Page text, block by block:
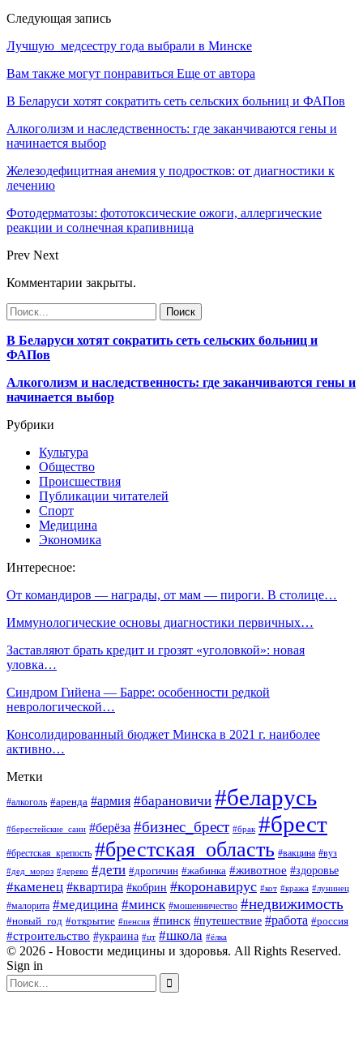
Следующая запись
Лучшую медсестру года выбрали в Минске
Вам также могут понравиться Еще от автора
В Беларуси хотят сократить сеть сельских больниц и ФАПов
Алкоголизм и наследственность: где заканчиваются гены и
начинается выбор
Железодефицитная анемия у подростков: от диагностики к
лечению
Фотодерматозы: фототоксические ожоги, аллергические
реакции и солнечная крапивница
Prev Next
Комментарии закрыты.
В Беларуси хотят сократить сеть сельских больниц и
ФАПов
Алкоголизм и наследственность: где заканчиваются гены и
начинается выбор
Рубрики
Культура
Общество
Происшествия
Публикации читателей
Спорт
Медицина
Экономика
Интересное:
От командиров — награды, от мам — пироги. В столице…
Иммунологические основы диагностики первичных…
Заставляют брать кредит и грозят «уголовкой»: новая
уловка…
Синдром Гийена — Барре: особенности редкой
неврологической…
Консолидированный бюджет Минска в 2021 г. наиболее
активно…
Метки
#алкоголь #аренда #армия #барановичи #беларусь
#берестейские_сани #берёза #бизнес_брест #брак #брест
#брестская_крепость #брестская_область #вакцина #вуз
#дед_мороз #дерево #дети #дрогичин #жабинка #животное #здоровье
#каменец #квартира #кобрин #коронавирус #кот #кража #лунинец
#малорита #медицина #минск #мошенничество #недвижимость
#новый_год #открытие #пенсия #пинск #путешествие #работа #россия
#строительство #украина #цт #школа #ёлка
© 2026 - Новости медицины и здоровья. All Rights Reserved.
Sign in